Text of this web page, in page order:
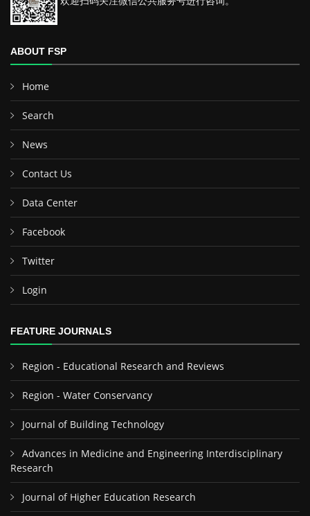
ABOUT FSP
Home
Search
News
Contact Us
Data Center
Facebook
Twitter
Login
FEATURE JOURNALS
Region - Educational Research and Reviews
Region - Water Conservancy
Journal of Building Technology
Advances in Medicine and Engineering Interdisciplinary
Research
Journal of Higher Education Research